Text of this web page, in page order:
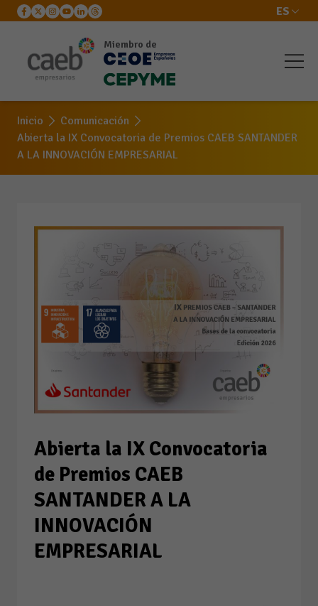
ES
Miembro de
Inicio
Comunicación
Abierta la IX Convocatoria de Premios CAEB SANTANDER
A LA INNOVACIÓN EMPRESARIAL
Abierta la IX Convocatoria
de Premios CAEB
SANTANDER A LA
INNOVACIÓN
EMPRESARIAL